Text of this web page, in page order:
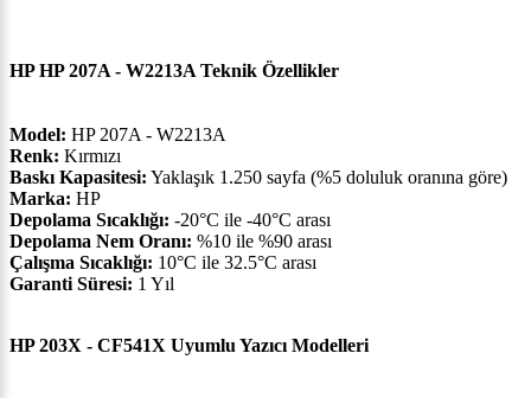
HP HP 207A - W2213A Teknik Özellikler
Model: HP 207A - W2213A
Renk: Kırmızı
Baskı Kapasitesi: Yaklaşık 1.250 sayfa (%5 doluluk oranına göre)
Marka: HP
Depolama Sıcaklığı: -20°C ile -40°C arası
Depolama Nem Oranı: %10 ile %90 arası
Çalışma Sıcaklığı: 10°C ile 32.5°C arası
Garanti Süresi: 1 Yıl
HP 203X - CF541X Uyumlu Yazıcı Modelleri